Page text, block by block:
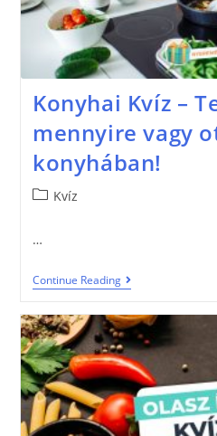
Konyhai Kvíz –
mennyire vagy
konyhában!
Kvíz
…
Continue Reading